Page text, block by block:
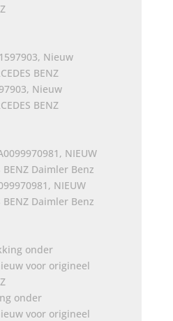
Nieuw
BENZ
NIEUW
BENZ Daimler Benz
onder
voor origineel